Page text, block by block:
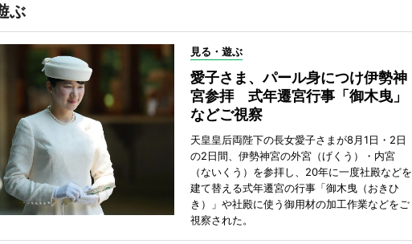
ぶ
見る・遊ぶ
愛子さま、パール身につけ伊勢神
宮参拝 式年遷宮行事「御木曳」
などご視察
天皇皇后両陛下の長女愛子さまが8月1日・2日
の2日間、伊勢神宮の外宮（げくう）・内宮
（ないくう）を参拝し、20年に一度社殿などを
建て替える式年遷宮の行事「御木曳（おきひ
き）」や社殿に使う御用材の加工作業などをご
視察された。